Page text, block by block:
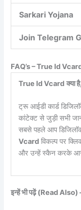
Sarkari Yojana
Join Telegram
FAQ’s – True Id
True Id Vcard क्या
ट्रू आईडी कार्ड
कांटेक्ट से जुड़ी सभी
सबसे पहले आप
Vcard विकल्प पर
और उन्हें स्कैन करके
इन्हें भी पढ़ें (Read Also)